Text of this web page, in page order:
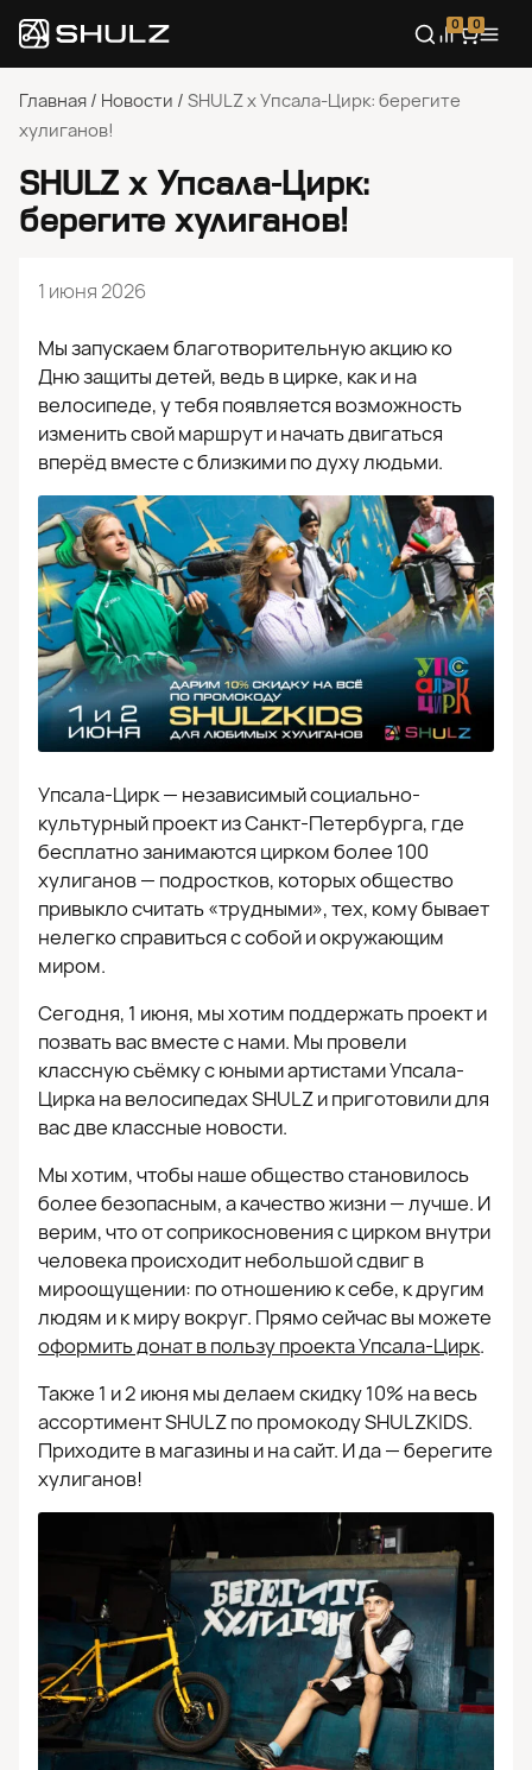
0 0
Главная / Новости / SHULZ x Упсала-Цирк: берегите
хулиганов!
SHULZ x Упсала-Цирк:
берегите хулиганов!
1 июня 2026
Мы запускаем благотворительную акцию ко
Дню защиты детей, ведь в цирке, как и на
велосипеде, у тебя появляется возможность
изменить свой маршрут и начать двигаться
вперёд вместе с близкими по духу людьми.
Упсала-Цирк — независимый социально-
культурный проект из Санкт-Петербурга, где
бесплатно занимаются цирком более 100
хулиганов — подростков, которых общество
привыкло считать «трудными», тех, кому бывает
нелегко справиться с собой и окружающим
миром.
Сегодня, 1 июня, мы хотим поддержать проект и
позвать вас вместе с нами. Мы провели
классную съёмку с юными артистами Упсала-
Цирка на велосипедах SHULZ и приготовили для
вас две классные новости.
Мы хотим, чтобы наше общество становилось
более безопасным, а качество жизни — лучше. И
верим, что от соприкосновения с цирком внутри
человека происходит небольшой сдвиг в
мироощущении: по отношению к себе, к другим
людям и к миру вокруг. Прямо сейчас вы можете
оформить донат в пользу проекта Упсала-Цирк.
Также 1 и 2 июня мы делаем скидку 10% на весь
ассортимент SHULZ по промокоду SHULZKIDS.
Приходите в магазины и на сайт. И да — берегите
хулиганов!